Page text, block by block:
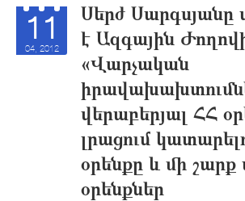
11
04, 2012
Սերժ Սարգսյանը
է Ազգային
«Վարչական
վերաբերյալ ՀՀ
լրացում
օրենքը և մի շարք
օրենքներ